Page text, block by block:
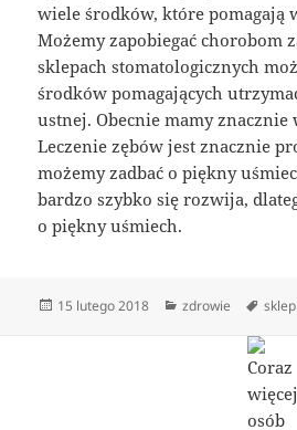
wiele środków, które pomagają
Możemy zapobiegać chorobom
sklepach stomatologicznych
środków pomagających
ustnej. Obecnie mamy
Leczenie zębów jest znacznie
możemy zadbać o piękny
bardzo szybko się rozwija,
o piękny uśmiech.
Data
15 lutego 2018 Kategorie
zdrowie Tagi